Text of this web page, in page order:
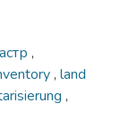
,
, land
,